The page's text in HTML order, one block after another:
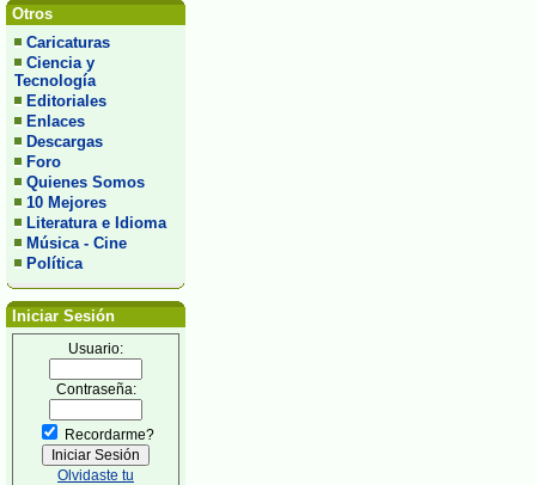
Otros
Caricaturas
Ciencia y
Tecnología
Editoriales
Enlaces
Descargas
Foro
Quienes Somos
10 Mejores
Literatura e Idioma
Música - Cine
Política
Iniciar Sesión
Usuario:
Contraseña:
Recordarme?
Olvidaste tu